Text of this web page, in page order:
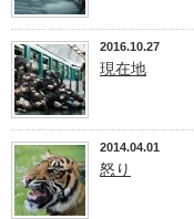
2016.10.27
現在地
2014.04.01
怒り